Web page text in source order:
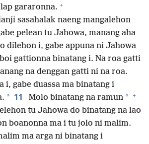
gararonna. +
sasahalak naeng mangalehon
pelean tu Jahowa, manang aha
dilehon i, gabe appuna ni Jahowa
gattionna binatang i. Na roa gatti
na denggan gatti ni na roa.
i, gabe duassa ma binatang i
* 11 Molo binatang na ramun * +
tu Jahowa do binatang na lao
boanonna ma i tu jolo ni malim.
ma arga ni binatang i